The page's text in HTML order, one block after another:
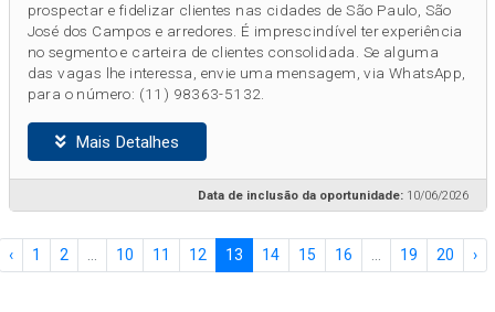
prospectar e fidelizar clientes nas cidades de São Paulo, São
José dos Campos e arredores. É imprescindível ter experiência
no segmento e carteira de clientes consolidada. Se alguma
das vagas lhe interessa, envie uma mensagem, via WhatsApp,
para o número: (11) 98363-5132.
Mais Detalhes
Data de inclusão da oportunidade:10/06/2026
‹ 1 2 10 11 12 13 14 15 16 19 20 ›